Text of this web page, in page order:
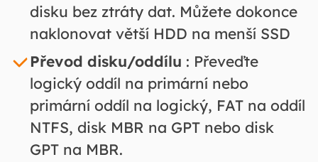
disku bez ztráty dat. Můžete dokonce
naklonovat větší HDD na menší SSD
Převod disku/oddílu : Převeďte
logický oddíl na primární nebo
primární oddíl na logický, FAT na oddíl
NTFS, disk MBR na GPT nebo disk
GPT na MBR.